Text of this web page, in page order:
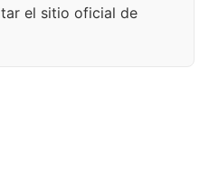
el sitio oficial de